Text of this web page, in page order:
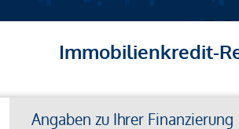
Immobilienkredit-